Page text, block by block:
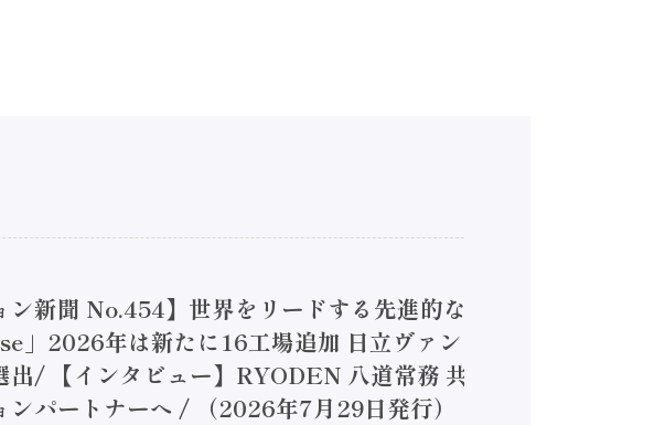
新聞 No.454】世界をリードする先進的な
2026年は新たに16工場追加 日立ヴァン
/ 【インタビュー】RYODEN 八道常務 共
パートナーへ / （2026年7月29日発行）